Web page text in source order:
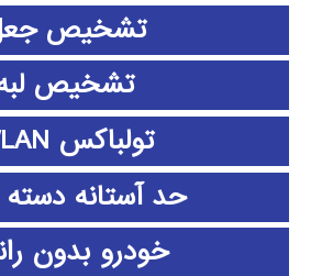
تشخیص
تشخیص
تولباکس WLAN
حد آستانه
خودرو بدون